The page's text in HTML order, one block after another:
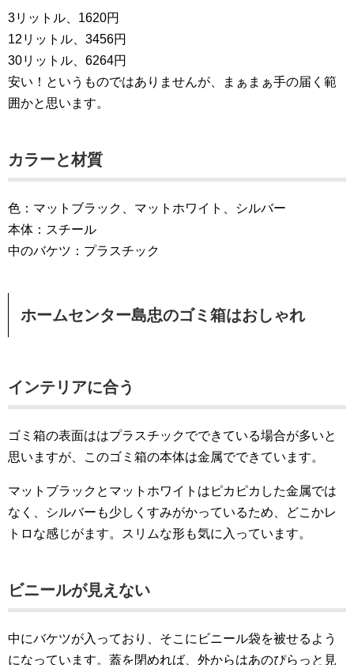
3リットル、1620円
12リットル、3456円
30リットル、6264円
安い！というものではありませんが、まぁまぁ手の届く範
囲かと思います。
カラーと材質
色：マットブラック、マットホワイト、シルバー
本体：スチール
中のバケツ：プラスチック
ホームセンター島忠のゴミ箱はおしゃれ
インテリアに合う
ゴミ箱の表面ははプラスチックでできている場合が多いと
思いますが、このゴミ箱の本体は金属でできています。
マットブラックとマットホワイトはピカピカした金属では
なく、シルバーも少しくすみがかっているため、どこかレ
トロな感じがます。スリムな形も気に入っています。
ビニールが見えない
中にバケツが入っており、そこにビニール袋を被せるよう
になっています。蓋を閉めれば、外からはあのぴらっと見